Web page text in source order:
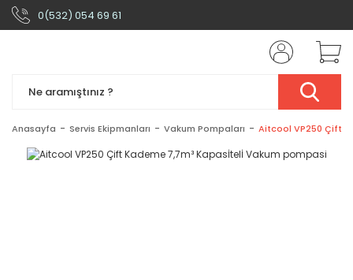
0(532) 054 69 61
Anasayfa Servis Ekipmanları Vakum Pompaları Aitcool VP250 Çift